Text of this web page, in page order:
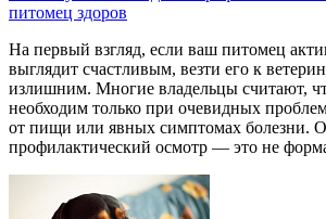
питомец здоров
На первый взгляд, если ваш питомец
выглядит счастливым, везти его к
излишним. Многие владельцы считают,
необходим только при очевидных
от пищи или явных симптомах болезни.
профилактический осмотр — это не